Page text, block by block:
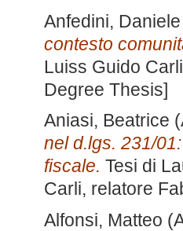
Anfedini, Daniele
contesto
Luiss Guido
Degree Thesis]
Aniasi, Beatrice
nel d.lgs. 231/
fiscale. Tesi di
Carli, relatore
Alfonsi, Matteo